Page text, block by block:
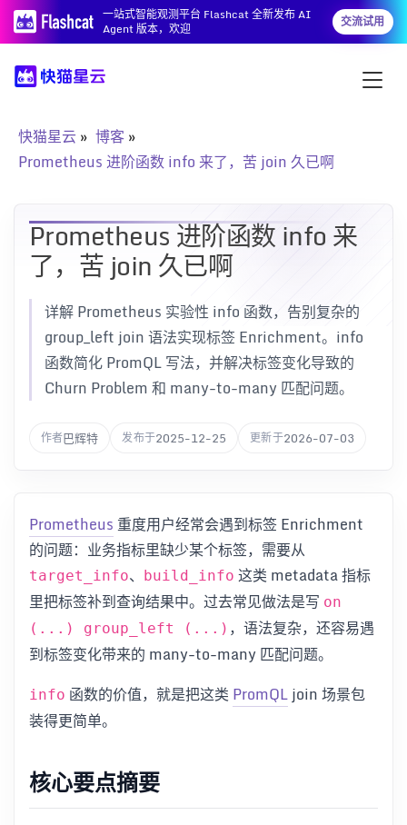
一站式智能观测平台 Flashcat 全新发布 AI
Agent 版本，欢迎
交流试用
快猫星云
博客
Prometheus 进阶函数 info 来了，苦 join 久已啊
Prometheus 进阶函数 info 来
了，苦 join 久已啊
详解 Prometheus 实验性 info 函数，告别复杂的
group_left join 语法实现标签 Enrichment。info
函数简化 PromQL 写法，并解决标签变化导致的
Churn Problem 和 many-to-many 匹配问题。
作者巴辉特 发布于2025-12-25 更新于2026-07-03
Prometheus重度用户经常会遇到标签 Enrichment
的问题：业务指标里缺少某个标签，需要从
target_info、 build_info 这类 metadata 指标
里把标签补到查询结果中。过去常见做法是写 on
(...) group_left (...) ，语法复杂，还容易遇
到标签变化带来的 many-to-many 匹配问题。
info 函数的价值，就是把这类PromQLjoin 场景包
装得更简单。
核心要点摘要